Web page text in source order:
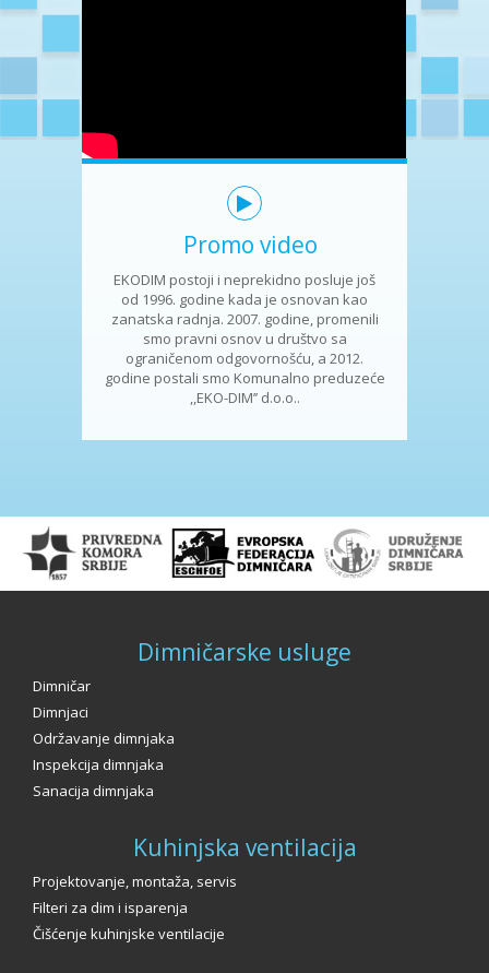
Promo video
EKODIM postoji i neprekidno posluje još
od 1996. godine kada je osnovan kao
zanatska radnja. 2007. godine, promenili
smo pravni osnov u društvo sa
ograničenom odgovornošću, a 2012.
godine postali smo Komunalno preduzeće
,,EKO-DIM’’ d.o.o..
Dimničarske usluge
Dimničar
Dimnjaci
Održavanje dimnjaka
Inspekcija dimnjaka
Sanacija dimnjaka
Kuhinjska ventilacija
Projektovanje, montaža, servis
Filteri za dim i isparenja
Čišćenje kuhinjske ventilacije